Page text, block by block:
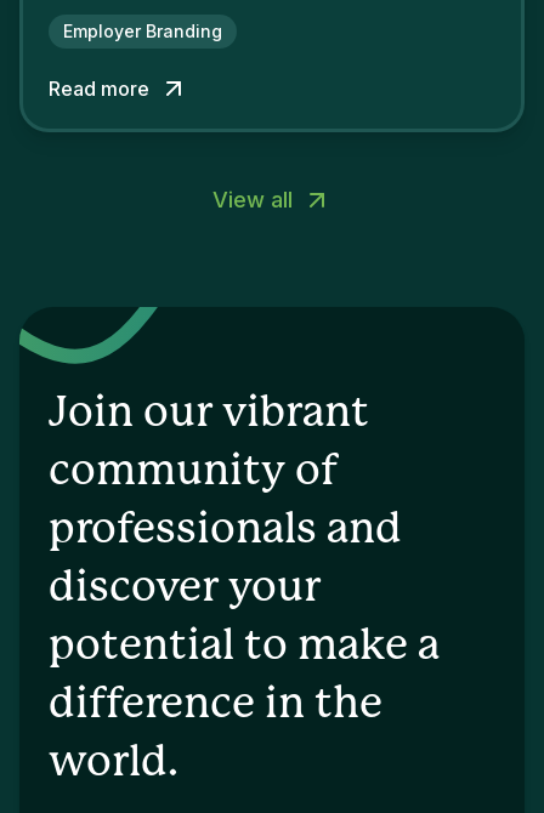
attractiveness and loyalty and makes their
Employer Branding
Read more
View all
Join our vibrant
community of
professionals and
discover your
potential to make a
difference in the
world.